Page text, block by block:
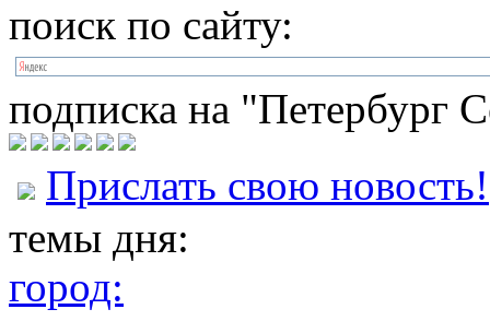
поиск по сайту:
подписка на "Петербург
Прислать свою новость!
темы дня:
город: